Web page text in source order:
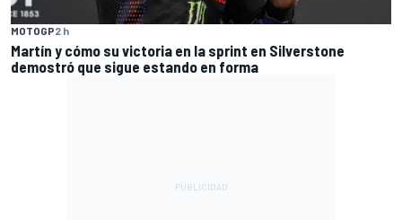
MOTOGP2 h
Martín y cómo su victoria en la sprint en Silverstone
demostró que sigue estando en forma